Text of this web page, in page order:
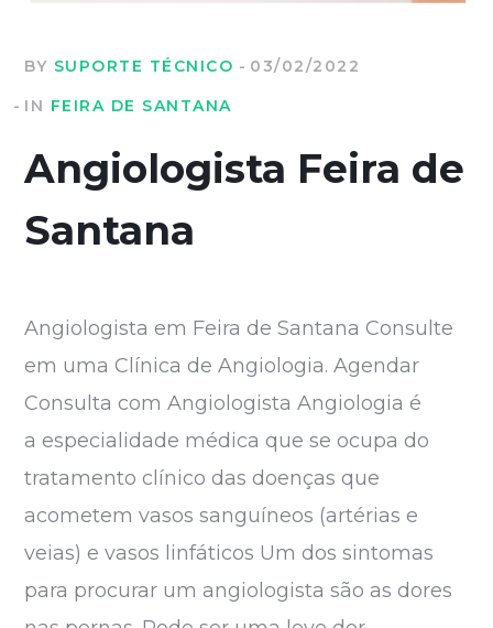
BY SUPORTE TÉCNICO
03/02/2022
IN FEIRA DE SANTANA
Angiologista Feira de
Santana
Angiologista em Feira de Santana Consulte
em uma Clínica de Angiologia. Agendar
Consulta com Angiologista Angiologia é
a especialidade médica que se ocupa do
tratamento clínico das doenças que
acometem vasos sanguíneos (artérias e
veias) e vasos linfáticos Um dos sintomas
para procurar um angiologista são as dores